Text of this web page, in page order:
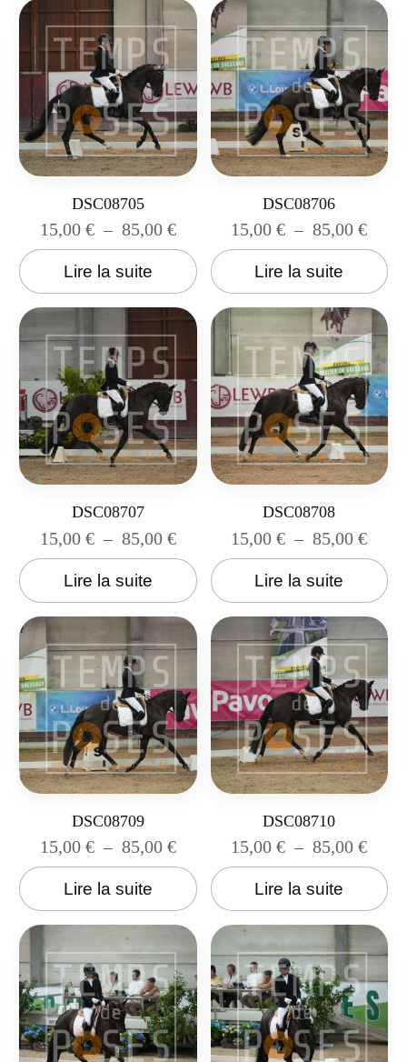
DSC08705
15,00 € – 85,00 €
Lire la suite
DSC08706
15,00€ – 85,00€
Lire la suite
DSC08707
15,00 € – 85,00 €
Lire la suite
DSC08708
15,00€ – 85,00€
Lire la suite
DSC08709
15,00 € – 85,00 €
Lire la suite
DSC08710
15,00€ – 85,00€
Lire la suite